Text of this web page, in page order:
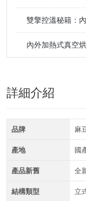
雙擎控溫秘籍：
內外加熱式真空
詳細介紹
品牌 麻
產地 國
產品新舊 全
結構類型 立